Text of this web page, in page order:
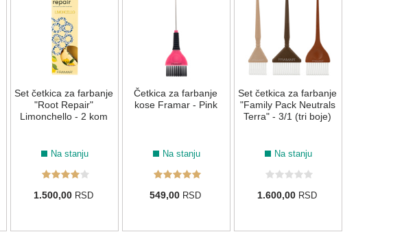
Set četkica za farbanje
"Root Repair"
Limonchello - 2 kom
Na stanju
1.500,00 RSD
Četkica za farbanje
kose Framar - Pink
Na stanju
549,00 RSD
Set četkica za farbanje
"Family Pack Neutrals
Terra" - 3/1 (tri boje)
Na stanju
1.600,00 RSD